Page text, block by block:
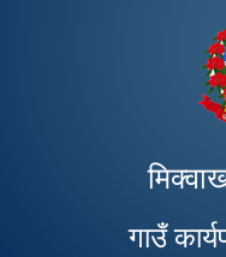
main
गाउँ